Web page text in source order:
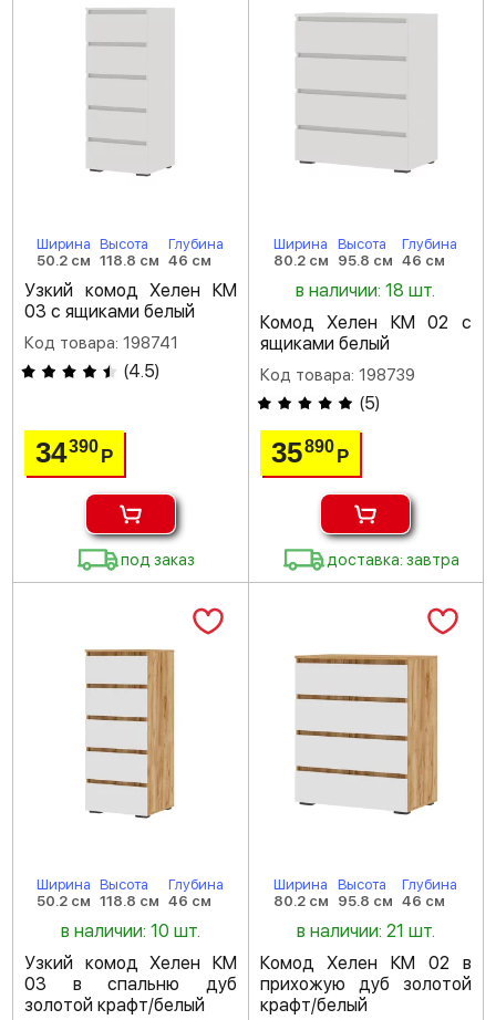
Ширина
50.2 см
Высота
118.8 см
Глубина
46 см
Узкий комод Хелен КМ
03 с ящиками белый
Код товара: 198741
(4.5)
34390Р
под заказ
Ширина
80.2 см
Высота
95.8 см
Глубина
46 см
в наличии: 18 шт.
Комод Хелен КМ 02 с
ящиками белый
Код товара: 198739
(5)
35890 Р
доставка: завтра
Ширина
50.2 см
Высота
118.8 см
Глубина
46 см
в наличии: 10 шт.
Узкий комод Хелен КМ
03 в спальню дуб
золотой крафт/белый
Ширина
80.2 см
Высота
95.8 см
Глубина
46 см
в наличии: 21 шт.
Комод Хелен КМ 02 в
прихожую дуб золотой
крафт/белый